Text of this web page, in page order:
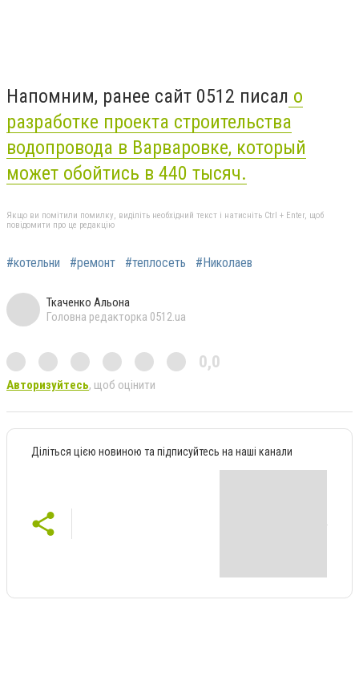
Напомним, ранее сайт 0512 писал о
разработке проекта строительства
водопровода в Варваровке, который
может обойтись в 440 тысяч.
Якщо ви помітили помилку, виділіть необхідний текст і натисніть Ctrl + Enter, щоб
повідомити про це редакцію
#котельни #ремонт #теплосеть #Николаев
Ткаченко Альона
Головна редакторка 0512.ua
0,0
Авторизуйтесь, щоб оцінити
Діліться цією новиною та підписуйтесь на наші канали